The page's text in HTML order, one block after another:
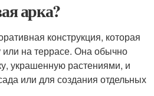
арка?
конструкция, которая
или на террасе. Она обычно
украшенную растениями, и
или для создания отдельных